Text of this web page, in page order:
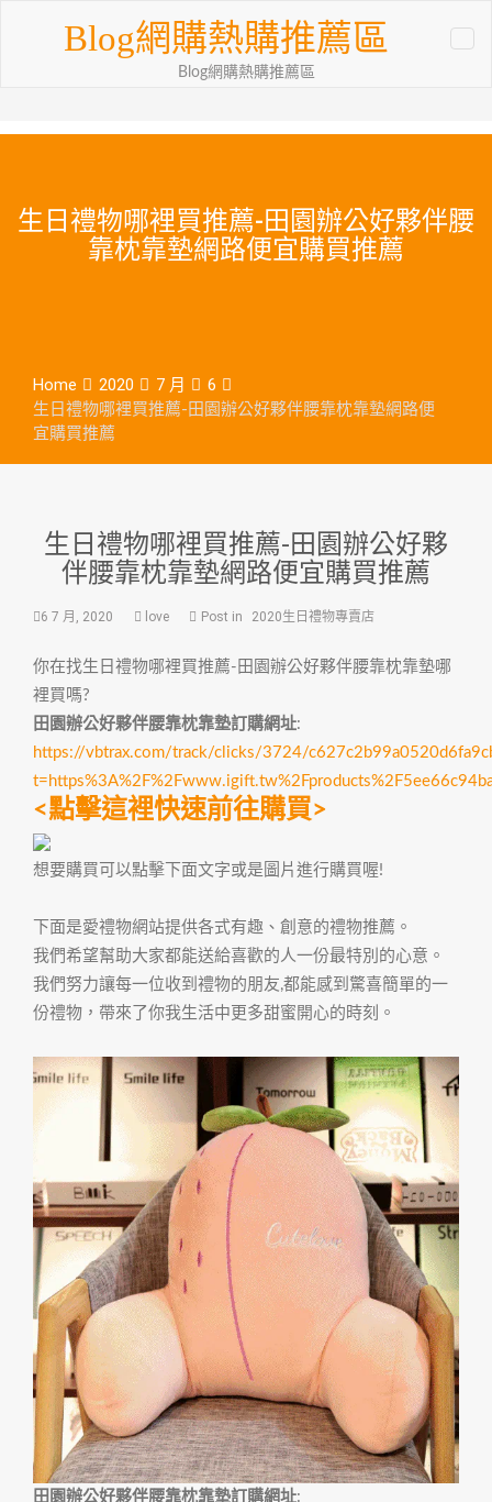
Blog網購熱購推薦區
Blog網購熱購推薦區
生日禮物哪裡買推薦-田園辦公好夥伴腰
靠枕靠墊網路便宜購買推薦
Home 2020 7 月
6
生日禮物哪裡買推薦-田園辦公好夥伴腰靠枕靠墊網路便
宜購買推薦
生日禮物哪裡買推薦-田園辦公好夥
伴腰靠枕靠墊網路便宜購買推薦
6 7 月, 2020 love Post in 2020生日禮物專賣店
你在找生日禮物哪裡買推薦-田園辦公好夥伴腰靠枕靠墊哪
裡買嗎?
田園辦公好夥伴腰靠枕靠墊訂購網址:
https://vbtrax.com/track/clicks/3724/
<點擊這裡快速前往購買>
想要購買可以點擊下面文字或是圖片進行購買喔!
下面是愛禮物網站提供各式有趣、創意的禮物推薦。
我們希望幫助大家都能送給喜歡的人一份最特別的心意。
我們努力讓每一位收到禮物的朋友,都能感到驚喜簡單的一
份禮物，帶來了你我生活中更多甜蜜開心的時刻。
田園辦公好夥伴腰靠枕靠墊訂購網址: